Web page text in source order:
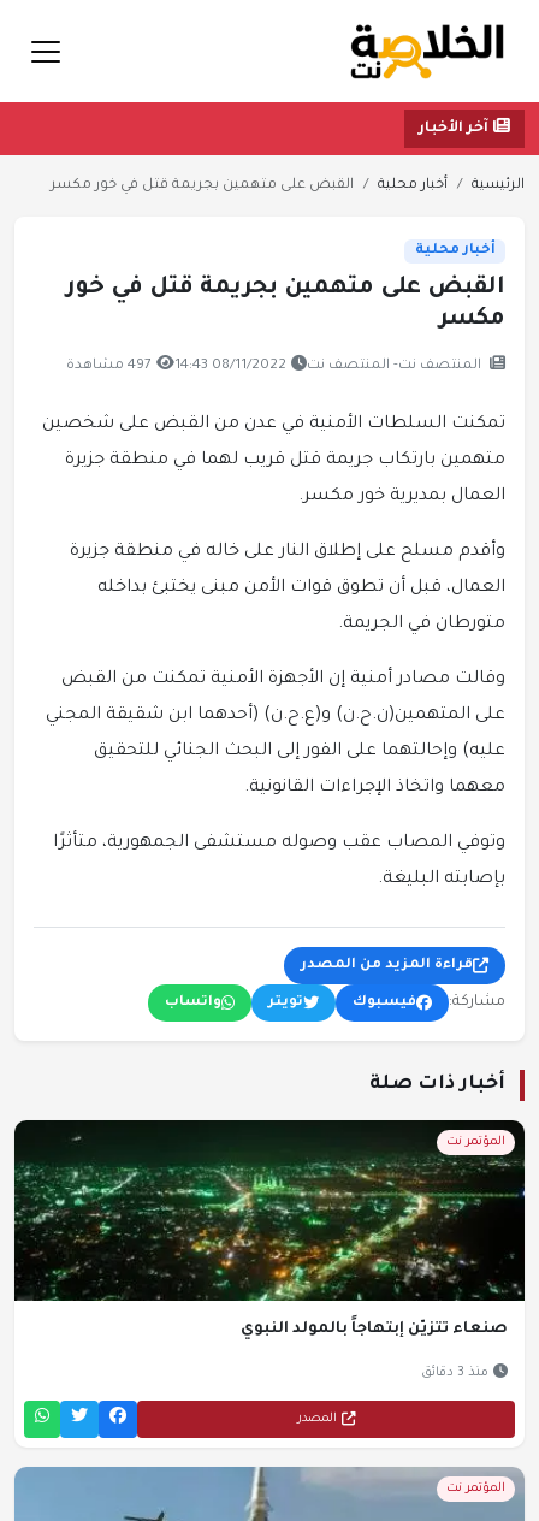
آخر الأخبار
الرئيسية أخبار محلية القبض على متهمين بجريمة قتل في خور مكسر
أخبار محلية
القبض على متهمين بجريمة قتل في خور
مكسر
المنتصف نت- المنتصف نت 08/11/2022 14:43 497 مشاهدة
تمكنت السلطات الأمنية في عدن من القبض على شخصين
متهمين بارتكاب جريمة قتل قريب لهما في منطقة جزيرة
العمال بمديرية خور مكسر.
وأقدم مسلح على إطلاق النار على خاله في منطقة جزيرة
العمال، قبل أن تطوق قوات الأمن مبنى يختبئ بداخله
متورطان في الجريمة.
وقالت مصادر أمنية إن الأجهزة الأمنية تمكنت من القبض
على المتهمين(ن.ح.ن) و(ع.ح.ن) (أحدهما ابن شقيقة المجني
عليه) وإحالتهما على الفور إلى البحث الجنائي للتحقيق
معهما واتخاذ الإجراءات القانونية.
وتوفي المصاب عقب وصوله مستشفى الجمهورية، متأثرًا
بإصابته البليغة.
قراءة المزيد من المصدر
مشاركة: فيسبوك تويتر واتساب
أخبار ذات صلة
المؤتمر نت
صنعاء تتزيّن إبتهاجاً بالمولد النبوي
منذ 3 دقائق
المصدر
المؤتمر نت